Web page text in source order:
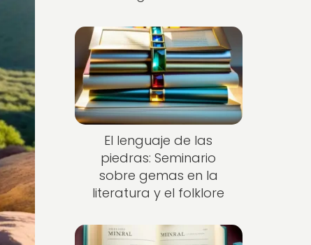
El lenguaje de las
piedras: Seminario
sobre gemas en la
literatura y el folklore